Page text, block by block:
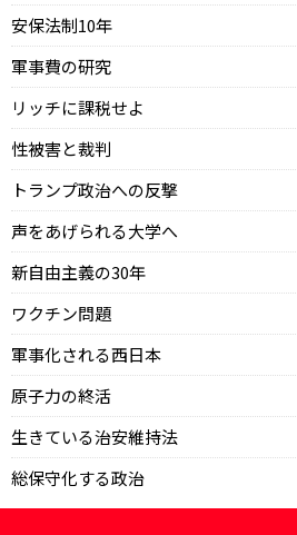
安保法制10年
軍事費の研究
リッチに課税せよ
性被害と裁判
トランプ政治への反撃
声をあげられる大学へ
新自由主義の30年
ワクチン問題
軍事化される西日本
原子力の終活
生きている治安維持法
総保守化する政治